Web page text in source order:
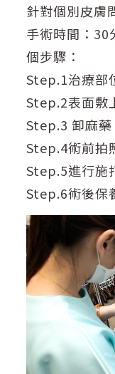
針對個別皮膚
手術時間：30
個步驟：
Step.1治療部
Step.2表面敷
Step.3 卸麻藥
Step.4術前拍
Step.5進行施
Step.6術後保